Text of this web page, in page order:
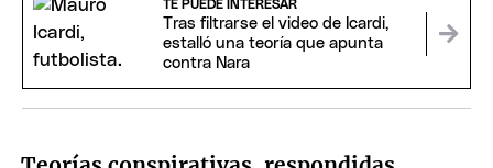
TE PUEDE INTERESAR
Tras filtrarse el video de Icardi,
estalló una teoría que apunta
contra Nara